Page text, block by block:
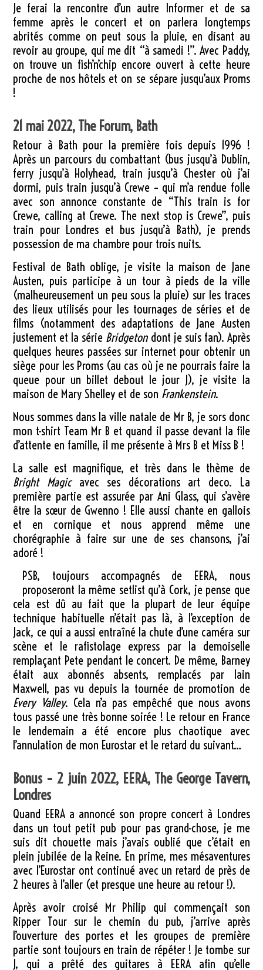
Je ferai la rencontre d’un autre Informer et de sa
femme après le concert et on parlera longtemps
abrités comme on peut sous la pluie, en disant au
revoir au groupe, qui me dit “à samedi !”. Avec Paddy,
on trouve un fish’n’chip encore ouvert à cette heure
proche de nos hôtels et on se sépare jusqu’aux Proms
!
21 mai 2022, The Forum, Bath
Retour à Bath pour la première fois depuis 1996 !
Après un parcours du combattant (bus jusqu’à Dublin,
ferry jusqu’à Holyhead, train jusqu’à Chester où j’ai
dormi, puis train jusqu’à Crewe – qui m’a rendue folle
avec son annonce constante de “This train is for
Crewe, calling at Crewe. The next stop is Crewe”, puis
train pour Londres et bus jusqu’à Bath), je prends
possession de ma chambre pour trois nuits.
Festival de Bath oblige, je visite la maison de Jane
Austen, puis participe à un tour à pieds de la ville
(malheureusement un peu sous la pluie) sur les traces
des lieux utilisés pour les tournages de séries et de
films (notamment des adaptations de Jane Austen
justement et la série Bridgetondont je suis fan). Après
quelques heures passées sur internet pour obtenir un
siège pour les Proms (au cas où je ne pourrais faire la
queue pour un billet debout le jour J), je visite la
maison de Mary Shelley et de son Frankenstein.
Nous sommes dans la ville natale de Mr B, je sors donc
mon t-shirt Team Mr B et quand il passe devant la file
d’attente en famille, il me présente à Mrs B et Miss B !
La salle est magnifique, et très dans le thème de
Bright Magicavec ses décorations art deco. La
première partie est assurée par Ani Glass, qui s’avère
être la sœur de Gwenno ! Elle aussi chante en gallois
et en cornique et nous apprend même une
chorégraphie à faire sur une de ses chansons, j’ai
adoré !
PSB, toujours accompagnés de EERA, nous
proposeront la même setlist qu’à Cork, je pense que
cela est dû au fait que la plupart de leur équipe
technique habituelle n’était pas là, à l’exception de
Jack, ce qui a aussi entraîné la chute d’une caméra sur
scène et le rafistolage express par la demoiselle
remplaçant Pete pendant le concert. De même, Barney
était aux abonnés absents, remplacés par Iain
Maxwell, pas vu depuis la tournée de promotion de
Every Valley. Cela n’a pas empêché que nous avons
tous passé une très bonne soirée ! Le retour en France
le lendemain a été encore plus chaotique avec
l’annulation de mon Eurostar et le retard du suivant…
Bonus – 2 juin 2022, EERA, The George Tavern,
Londres
Quand EERA a annoncé son propre concert à Londres
dans un tout petit pub pour pas grand-chose, je me
suis dit chouette mais j’avais oublié que c’était en
plein jubilée de la Reine. En prime, mes mésaventures
avec l’Eurostar ont continué avec un retard de près de
2 heures à l’aller (et presque une heure au retour !).
Après avoir croisé Mr Philip qui commençait son
Ripper Tour sur le chemin du pub, j’arrive après
l’ouverture des portes et les groupes de première
partie sont toujours en train de répéter ! Je tombe sur
J, qui a prêté des guitares à EERA afin qu’elle